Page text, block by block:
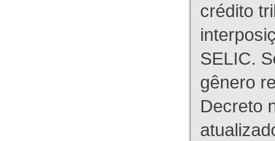
crédito
SELIC.
gênero
Decreto